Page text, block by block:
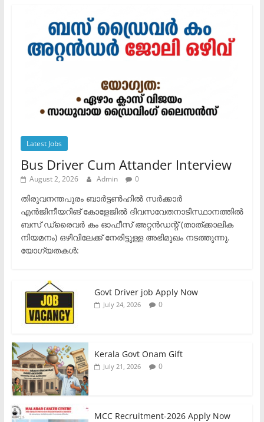
Latest Jobs
Bus Driver Cum Attander Interview
August 2, 2026 Admin 0
തിരുവനന്തപുരം ബാർട്ടൺഹിൽ സർക്കാർ
എൻജിനീയറിങ് കോളേജിൽ ദിവസവേതനാടിസ്ഥാനത്തിൽ
ബസ് ഡ്രൈവർ കം ഓഫീസ് അറ്റൻഡന്റ് (താത്ക്കാലിക
നിയമനം) ഒഴിവിലേക്ക് നേരിട്ടുള്ള അഭിമുഖം നടത്തുന്നു.​
യോഗ്യതകൾ:
Govt Driver job Apply Now
July 24, 2026 0
Kerala Govt Onam Gift
July 21, 2026 0
MCC Recruitment-2026 Apply Now